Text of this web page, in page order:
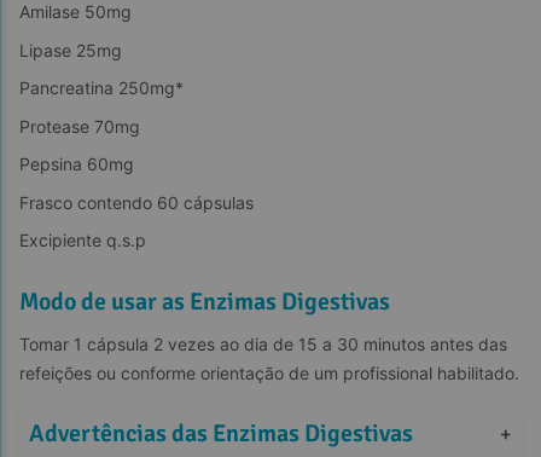
Benefícios da Lipase
Ajuda no conforto digestivo
Por quanto tempo posso tomar enzimas digestivas?
Qual é a importância das enzimas digestivas?
Amilase 50mg
Lipase 25mg
Pancreatina 250mg*
Protease 70mg
Pepsina 60mg
Frasco contendo 60 cápsulas
Excipiente q.s.p
Modo de usar as Enzimas Digestivas
Tomar 1 cápsula 2 vezes ao dia de 15 a 30 minutos antes das
refeições ou conforme orientação de um profissional habilitado.
Advertências das Enzimas Digestivas +